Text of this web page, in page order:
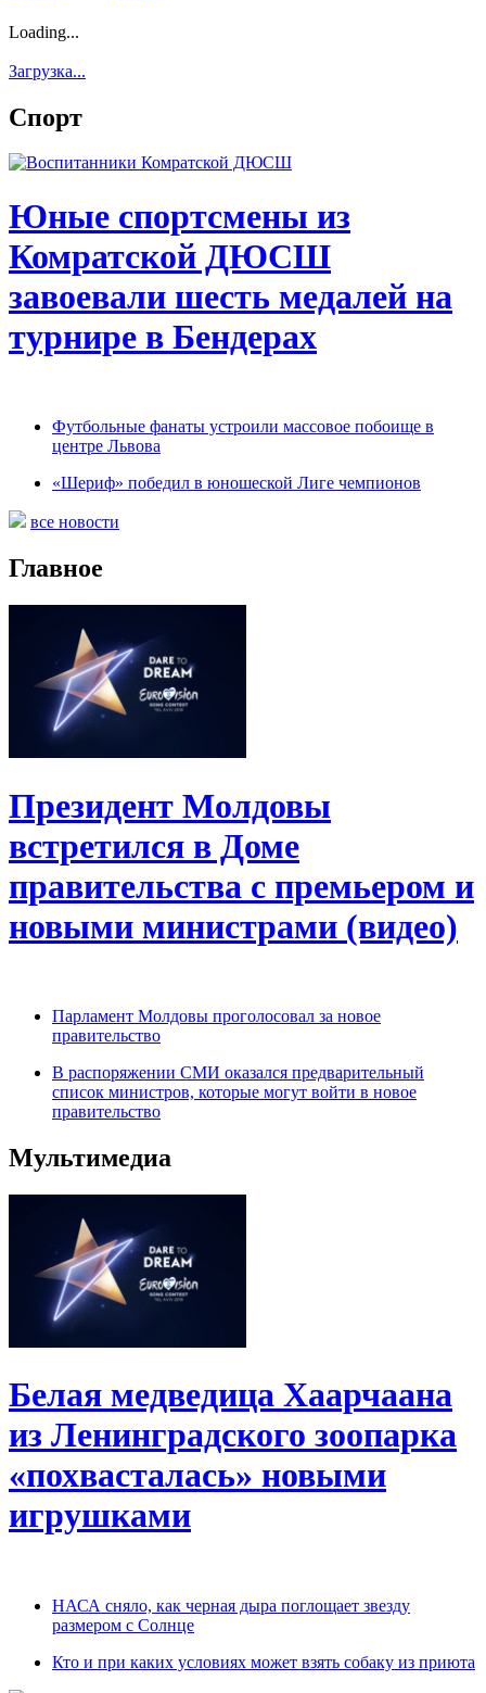
Loading...
Загрузка...
Спорт
Юные спортсмены из
Комратской ДЮСШ
завоевали шесть медалей на
турнире в Бендерах
Футбольные фанаты устроили массовое побоище в
центре Львова
«Шериф» победил в юношеской Лиге чемпионов
все новости
Главное
Президент Молдовы
встретился в Доме
правительства с премьером и
новыми министрами (видео)
Парламент Молдовы проголосовал за новое
правительство
В распоряжении СМИ оказался предварительный
список министров, которые могут войти в новое
правительство
Мультимедиа
Белая медведица Хаарчаана
из Ленинградского зоопарка
«похвасталась» новыми
игрушками
НАСА сняло, как черная дыра поглощает звезду
размером с Солнце
Кто и при каких условиях может взять собаку из приюта